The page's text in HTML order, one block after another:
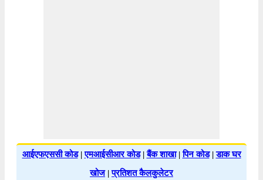
आईएफएससी कोड|एमआईसीआर कोड|बैंक शाखा|पिन कोड|डाक घर
खोज|प्रतिशत कैलकुलेटर